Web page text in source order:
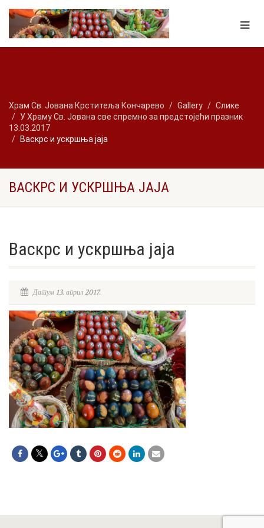
Храм Св. Јована Крститеља Кончарево Gallery
Слике
У Храму Св. Јована све спремно за предстојећи празник
13.03.2017
Васкрс и ускршња јаја
ВАСКРС И УСКРШЊА ЈАЈА
Васкрс и ускршња јаја
Датум 13. април 2017.